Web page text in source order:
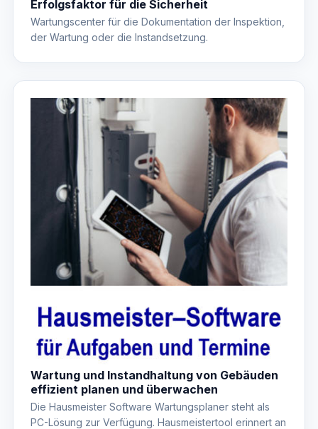
Erfolgsfaktor für die Sicherheit
Wartungscenter für die Dokumentation der Inspektion,
der Wartung oder die Instandsetzung.
Wartung und Instandhaltung von Gebäuden
effizient planen und überwachen
Die Hausmeister Software Wartungsplaner steht als
PC-Lösung zur Verfügung. Hausmeistertool erinnert an